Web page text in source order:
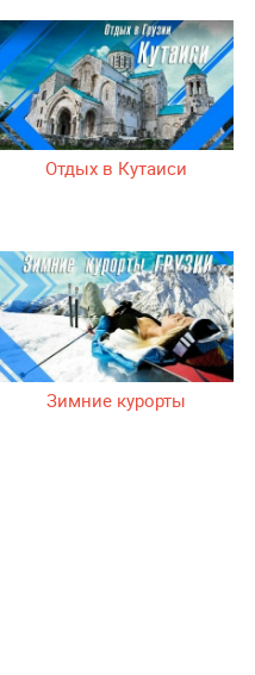
Отдых в Кутаиси
Зимние курорты